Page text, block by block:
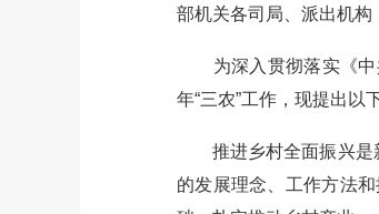
部机关各司局、派出机构
为深入贯彻落实《中共
年“三农”工作，现提出以
推进乡村全面振兴是新
的发展理念、工作方法